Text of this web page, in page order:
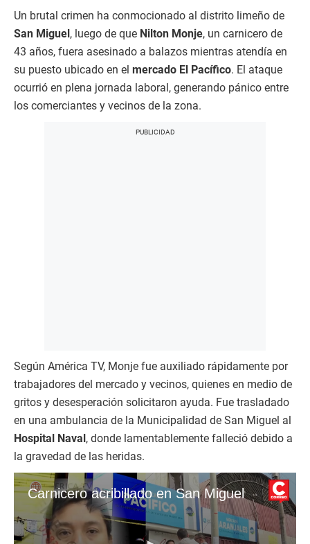
Un brutal crimen ha conmocionado al distrito limeño de
San Miguel, luego de que Nilton Monje, un carnicero de
43 años, fuera asesinado a balazos mientras atendía en
su puesto ubicado en el mercado El Pacífico. El ataque
ocurrió en plena jornada laboral, generando pánico entre
los comerciantes y vecinos de la zona.
Según América TV, Monje fue auxiliado rápidamente por
trabajadores del mercado y vecinos, quienes en medio de
gritos y desesperación solicitaron ayuda. Fue trasladado
en una ambulancia de la Municipalidad de San Miguel al
Hospital Naval, donde lamentablemente falleció debido a
la gravedad de las heridas.
Carnicero acribillado en San Miguel